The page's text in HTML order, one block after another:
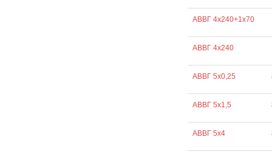
АВВГ 4х240+1х70
АВВГ 4х240
АВВГ 5х0,25
АВВГ 5х1,5
АВВГ 5х4